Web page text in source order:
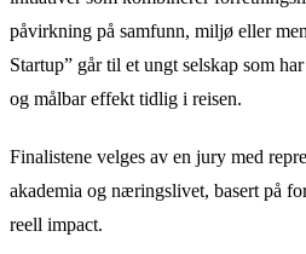
påvirkning på samfunn, miljø eller
Startup” går til et ungt selskap som
og målbar effekt tidlig i reisen.
Finalistene velges av en jury med
akademia og næringslivet, basert på
reell impact.